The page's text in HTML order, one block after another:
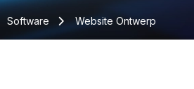
Software Website Ontwerp